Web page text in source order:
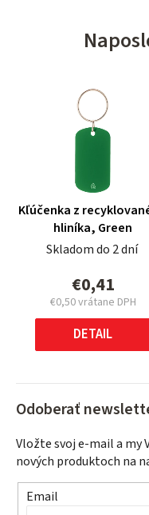
Kľúčenka z
hliníka, Green
Skladom do 2 dní
€0,41
€0,50 vrátane DPH
Jednotková
cena:
DETAIL
Odoberať
Vložte svoj e-mail a my
nových produktoch na
Email